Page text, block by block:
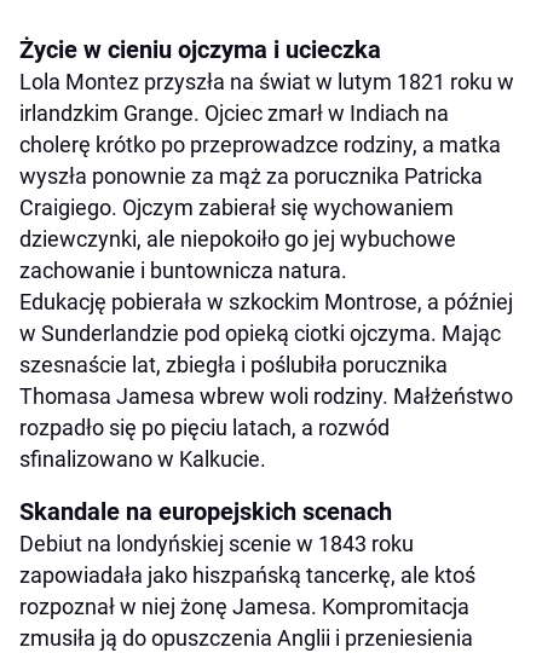
Życie w cieniu ojczyma i ucieczka
Lola Montez przyszła na świat w lutym 1821 roku w
irlandzkim Grange. Ojciec zmarł w Indiach na
cholerę krótko po przeprowadzce rodziny, a matka
wyszła ponownie za mąż za porucznika Patricka
Craigiego. Ojczym zabierał się wychowaniem
dziewczynki, ale niepokoiło go jej wybuchowe
zachowanie i buntownicza natura.
Edukację pobierała w szkockim Montrose, a później
w Sunderlandzie pod opieką ciotki ojczyma. Mając
szesnaście lat, zbiegła i poślubiła porucznika
Thomasa Jamesa wbrew woli rodziny. Małżeństwo
rozpadło się po pięciu latach, a rozwód
sfinalizowano w Kalkucie.
Skandale na europejskich scenach
Debiut na londyńskiej scenie w 1843 roku
zapowiadała jako hiszpańską tancerkę, ale ktoś
rozpoznał w niej żonę Jamesa. Kompromitacja
zmusiła ją do opuszczenia Anglii i przeniesienia